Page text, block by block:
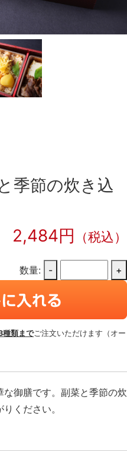
季節の炊き込
2,484円
（税込）
数量: - +
種類までご注文いただけます（オー
御膳です。副菜と季節の炊
ください。